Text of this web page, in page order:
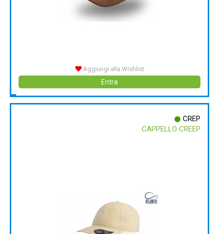
Aggiungi alla Wishlist
Entra
CREP
CAPPELLO CREEP